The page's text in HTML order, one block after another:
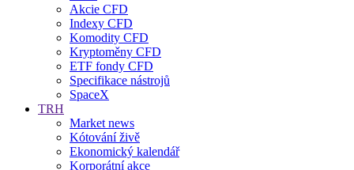
Akcie CFD
Indexy CFD
Komodity CFD
Kryptoměny CFD
ETF fondy CFD
Specifikace nástrojů
SpaceX
TRH
Market news
Kótování živě
Ekonomický kalendář
Korporátní akce